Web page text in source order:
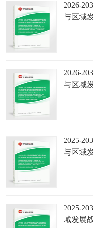
2026-
与区域
2026-
与区域
2025-
与区域
2025-
域发展